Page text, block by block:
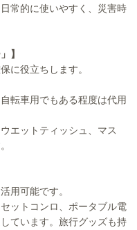
常的に使いやすく、災害時
】
に役立ちします。
転車用でもある程度は代用
エットティッシュ、マス
用可能です。
ットコンロ、ポータブル電
ています。旅行グッズも持